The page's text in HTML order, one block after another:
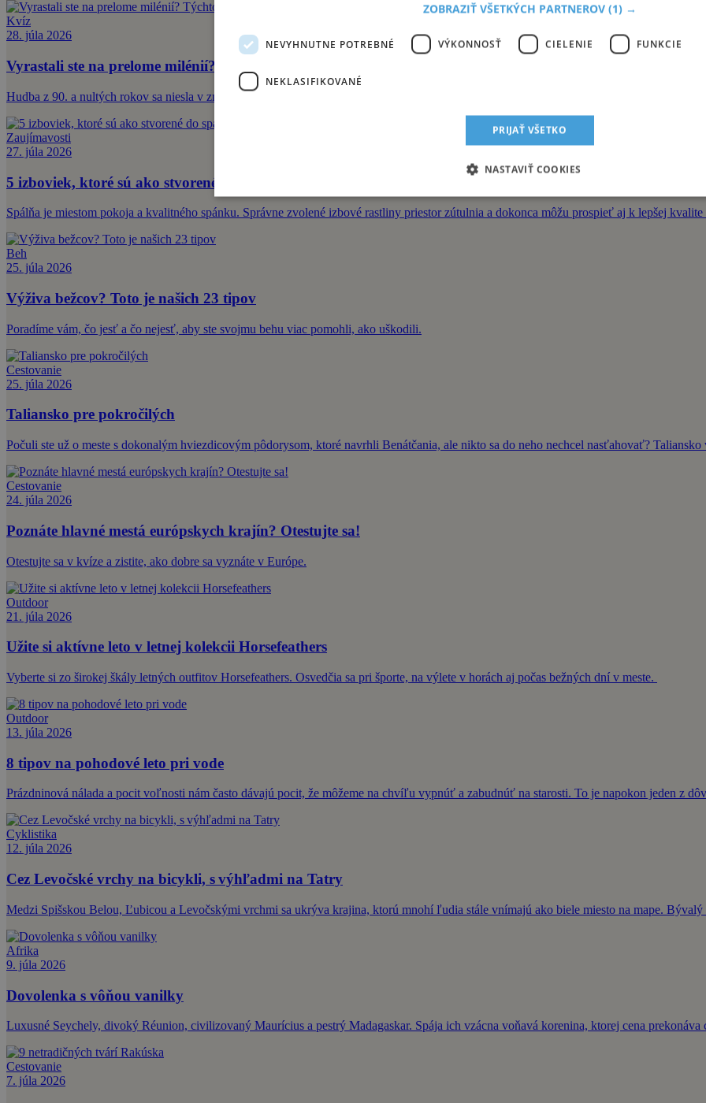
Kvíz
28. júla 2026
Vyrastali ste na prelome milénií? Týchto interpretov a skladby určite poznáte. Otestujte sa!
Hudba z 90. a nultých rokov sa niesla v znamení rebríčkov MTV a Deky, napálených CD-čiek a prvých stiahnutých MP3.
Zaujímavosti
27. júla 2026
5 izboviek, ktoré sú ako stvorené do spálne
Spálňa je miestom pokoja a kvalitného spánku. Správne zvolené izbové rastliny priestor zútulnia a dokonca môžu prospieť aj k lepšej kvalite
Beh
25. júla 2026
Výživa bežcov? Toto je našich 23 tipov
Poradíme vám, čo jesť a čo nejesť, aby ste svojmu behu viac pomohli, ako uškodili.
Cestovanie
25. júla 2026
Taliansko pre pokročilých
Počuli ste už o meste s dokonalým hviezdicovým pôdorysom, ktoré navrhli Benátčania, ale nikto sa do neho nechcel nasťahovať?
Cestovanie
24. júla 2026
Poznáte hlavné mestá európskych krajín? Otestujte sa!
Otestujte sa v kvíze a zistite, ako dobre sa vyznáte v Európe.
Outdoor
21. júla 2026
Užite si aktívne leto v letnej kolekcii Horsefeathers
Vyberte si zo širokej škály letných outfitov Horsefeathers. Osvedčia sa pri športe, na výlete v horách aj počas bežných dní v meste.
Outdoor
13. júla 2026
8 tipov na pohodové leto pri vode
Prázdninová nálada a pocit voľnosti nám často dávajú pocit, že môžeme na chvíľu vypnúť a zabudnúť na starosti. To je napokon jeden z
Cyklistika
12. júla 2026
Cez Levočské vrchy na bicykli, s výhľadmi na Tatry
Medzi Spišskou Belou, Ľubicou a Levočskými vrchmi sa ukrýva krajina, ktorú mnohí ľudia stále vnímajú ako biele miesto na mape.
Afrika
9. júla 2026
Dovolenka s vôňou vanilky
Luxusné Seychely, divoký Réunion, civilizovaný Maurícius a pestrý Madagaskar. Spája ich vzácna voňavá korenina, ktorej cena prekonáva
Cestovanie
7. júla 2026
ZOBRAZIŤ VŠETKÝCH PARTNEROV (1) →
NEVYHNUTNE POTREBNÉ VÝKONNOSŤ CIELENIE FUNKCIE
NEKLASIFIKOVANÉ
PRIJAŤ VŠETKO
NASTAVIŤ COOKIES